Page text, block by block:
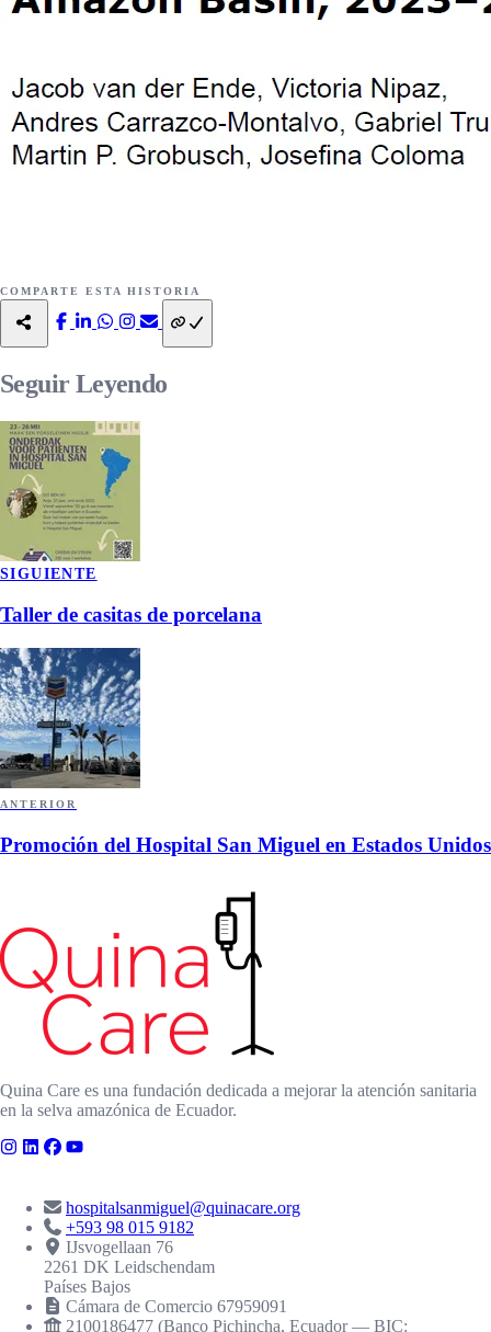
COMPARTE ESTA HISTORIA
Seguir Leyendo
SIGUIENTE
Taller de casitas de porcelana
ANTERIOR
Promoción del Hospital San Miguel en Estados Unidos
Quina Care es una fundación dedicada a mejorar la atención sanitaria
en la selva amazónica de Ecuador.
hospitalsanmiguel@quinacare.org
+593 98 015 9182
IJsvogellaan 76
2261 DK Leidschendam
Países Bajos
Cámara de Comercio 67959091
2100186477 (Banco Pichincha, Ecuador — BIC: